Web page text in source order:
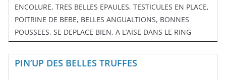
ENCOLURE, TRES BELLES EPAULES, TESTICULES EN PLACE,
POITRINE DE BEBE, BELLES ANGUALTIONS, BONNES
POUSSEES, SE DEPLACE BIEN, A L’AISE DANS LE RING
PIN’UP DES BELLES TRUFFES